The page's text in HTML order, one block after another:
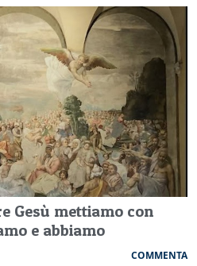
Gesù mettiamo con
e abbiamo
COMMENTA